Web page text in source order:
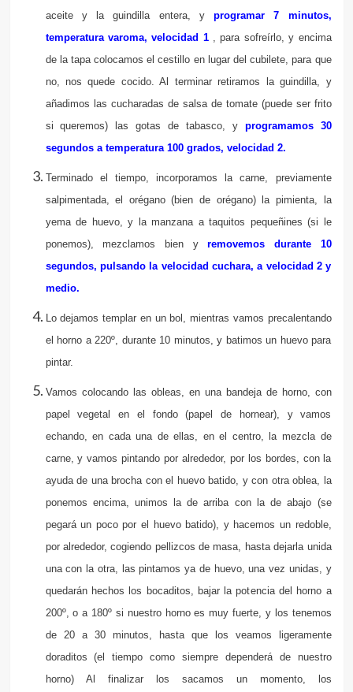
aceite y la guindilla entera, y programar 7 minutos,
temperatura varoma, velocidad 1, para sofreírlo, y encima
de la tapa colocamos el cestillo en lugar del cubilete, para que
no, nos quede cocido. Al terminar retiramos la guindilla, y
añadimos las cucharadas de salsa de tomate (puede ser frito
si queremos) las gotas de tabasco, y programamos 30
segundos a temperatura 100 grados, velocidad 2.
Terminado el tiempo, incorporamos la carne, previamente
salpimentada, el orégano (bien de orégano) la pimienta, la
yema de huevo, y la manzana a taquitos pequeñines (si le
ponemos), mezclamos bien yremovemos durante 10
segundos, pulsando la velocidad cuchara, a velocidad 2 y
medio.
Lo dejamos templar en un bol, mientras vamos precalentando
el horno a 220º, durante 10 minutos, y batimos un huevo para
pintar.
Vamos colocando las obleas, en una bandeja de horno, con
papel vegetal en el fondo (papel de hornear), y vamos
echando, en cada una de ellas, en el centro, la mezcla de
carne, y vamos pintando por alrededor, por los bordes, con la
ayuda de una brocha con el huevo batido, y con otra oblea, la
ponemos encima, unimos la de arriba con la de abajo (se
pegará un poco por el huevo batido), y hacemos un redoble,
por alrededor, cogiendo pellizcos de masa, hasta dejarla unida
una con la otra, las pintamos ya de huevo, una vez unidas, y
quedarán hechos los bocaditos, bajar la potencia del horno a
200º, o a 180º si nuestro horno es muy fuerte, y los tenemos
de 20 a 30 minutos, hasta que los veamos ligeramente
doraditos (el tiempo como siempre dependerá de nuestro
horno) Al finalizar los sacamos un momento, los